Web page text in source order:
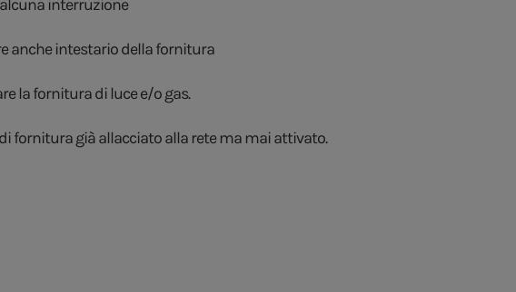
interruzione
anche intestario della fornitura
la fornitura di luce e/o gas.
fornitura già allacciato alla rete ma mai attivato.